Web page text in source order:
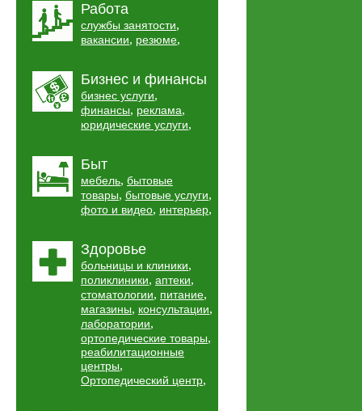
Работа
службы занятости,
вакансии, резюме,
Бизнес и финансы
бизнес услуги,
финансы, реклама,
юридические услуги,
Быт
мебель, бытовые
товары, бытовые услуги,
фото и видео, интерьер,
Здоровье
больницы и клиники,
поликлиники, аптеки,
стоматологии, питание,
магазины, консультации,
лаборатории,
ортопедические товары,
реабилитационные
центры,
Ортопедический центр,